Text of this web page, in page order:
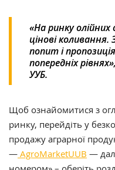
«На ринку олійних
цінові
попит і
попередніх
УУБ.
Щоб ознайомитися з
ринку, перейдіть у
продажу аграрної
— AgroMarketUUB —